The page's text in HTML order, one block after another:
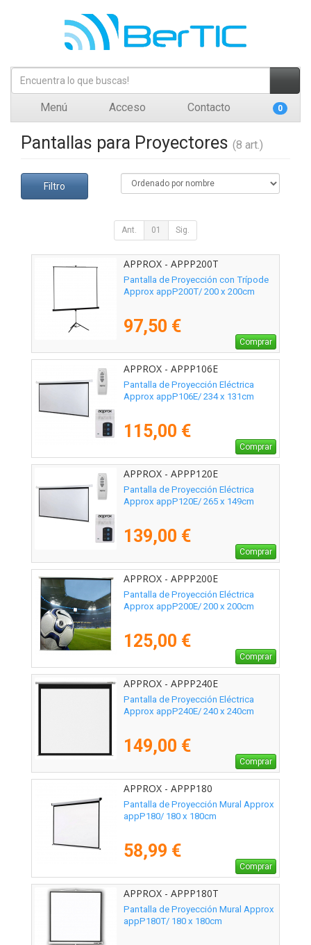
Menú Acceso Contacto 0
Pantallas para Proyectores (8 art.)
Filtro
Ant. 01 Sig.
APPROX - APPP200T
Pantalla de Proyección con Trípode
Approx appP200T/ 200 x 200cm
97,50 €
Comprar
APPROX - APPP106E
Pantalla de Proyección Eléctrica
Approx appP106E/ 234 x 131cm
115,00 €
Comprar
APPROX - APPP120E
Pantalla de Proyección Eléctrica
Approx appP120E/ 265 x 149cm
139,00 €
Comprar
APPROX - APPP200E
Pantalla de Proyección Eléctrica
Approx appP200E/ 200 x 200cm
125,00 €
Comprar
APPROX - APPP240E
Pantalla de Proyección Eléctrica
Approx appP240E/ 240 x 240cm
149,00 €
Comprar
APPROX - APPP180
Pantalla de Proyección Mural Approx
appP180/ 180 x 180cm
58,99 €
Comprar
APPROX - APPP180T
Pantalla de Proyección Mural Approx
appP180T/ 180 x 180cm